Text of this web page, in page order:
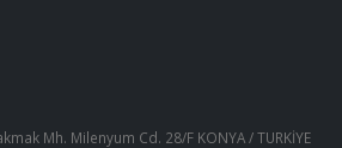
Mh. Milenyum Cd. 28/F KONYA / TURKİYE